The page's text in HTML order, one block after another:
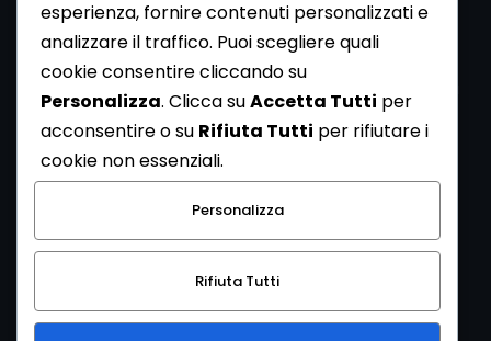
Newsletter
Se vuoi ricevere la Rivista gratuita di archeologia realizzata
dalla Redazione di ArcheoMedia iscriviti alla nostra
Newsletter [Clicca Qui]
Con l'invio del messaggio l'utente dichiara di aver letto
l’informativa sulla privacy e di acconsentire al trattamento
dei propri dati personali.
esperienza, fornire contenuti personalizzati e
analizzare il traffico. Puoi scegliere quali
cookie consentire cliccando su
Personalizza. Clicca suAccetta Tutti per
acconsentire o su Rifiuta Tutti per rifiutare i
cookie non essenziali.
Personalizza
Rifiuta Tutti